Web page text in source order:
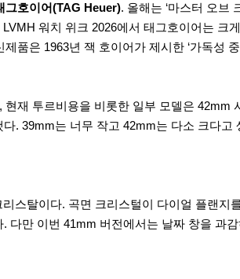
그호이어(TAG Heuer). 올해는 ‘마스터 오브
워치 위크 2026에서 태그호이어는
제품은 1963년 잭 호이어가 제시한 ‘가독성
재 투르비용을 비롯한 일부 모델은
. 39mm는 너무 작고 42mm는 다소 크다고
스탈이다. 곡면 크리스털이 다이얼 플랜
다만 이번 41mm 버전에서는 날짜 창을